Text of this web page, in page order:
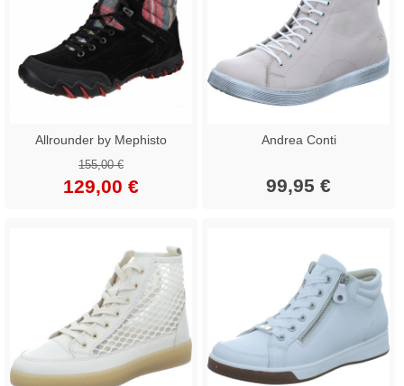
Allrounder by Mephisto
155,00 €
129,00 €
Andrea Conti
99,95 €